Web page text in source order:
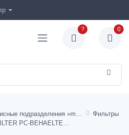
? 0
Фильтры